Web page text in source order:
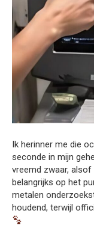
Ik herinner me die
seconde in mijn
vreemd zwaar,
belangrijks op het
metalen
houdend, terwijl